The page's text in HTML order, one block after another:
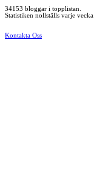
34153 bloggar i topplistan.
Statistiken nollställs varje vecka.
Kontakta Oss